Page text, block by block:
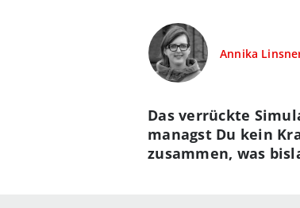
Annika
Das verrückte
managst Du kein
zusammen, was